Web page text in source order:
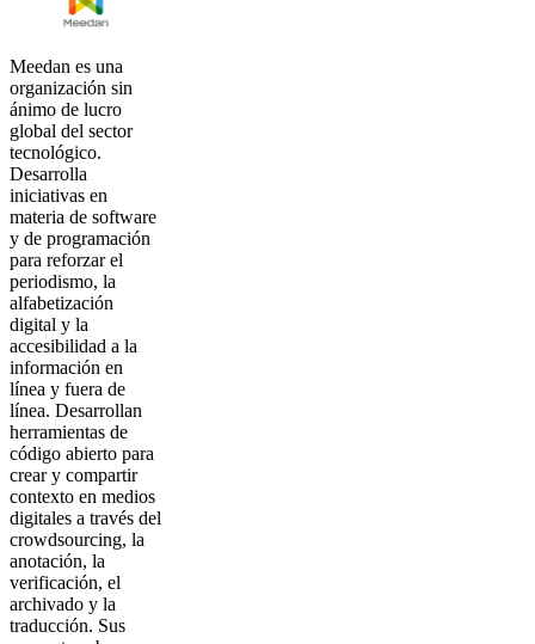
Meedan es una
organización sin
ánimo de lucro
global del sector
tecnológico.
Desarrolla
iniciativas en
materia de software
y de programación
para reforzar el
periodismo, la
alfabetización
digital y la
accesibilidad a la
información en
línea y fuera de
línea. Desarrollan
herramientas de
código abierto para
crear y compartir
contexto en medios
digitales a través del
crowdsourcing, la
anotación, la
verificación, el
archivado y la
traducción. Sus